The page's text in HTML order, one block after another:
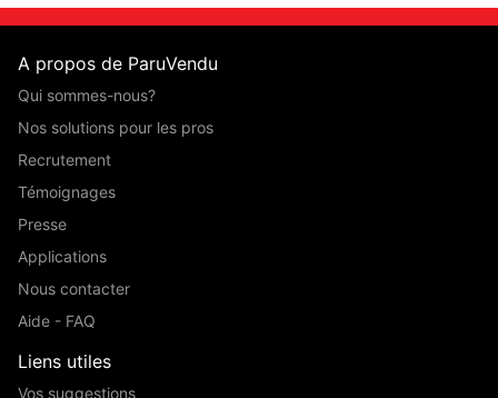
A propos de ParuVendu
Qui sommes-nous?
Nos solutions pour les pros
Recrutement
Témoignages
Presse
Applications
Nous contacter
Aide - FAQ
Liens utiles
Vos suggestions